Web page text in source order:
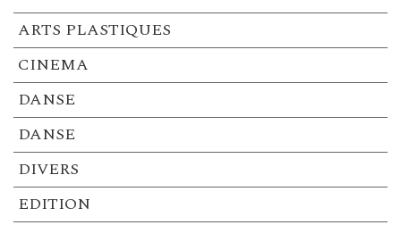
ARTS PLASTIQUES
CINEMA
DANSE
DANSE
DIVERS
EDITION